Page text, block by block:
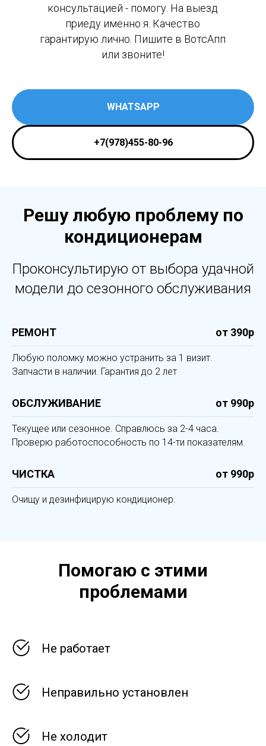
консультацией - помогу. На выезд
приеду именно я. Качество
гарантирую лично. Пишите в ВотсАпп
или звоните!
WHATSAPP
+7(978)455-80-96
Решу любую проблему по
кондиционерам
Проконсультирую от выбора удачной
модели до сезонного обслуживания
РЕМОНТ от 390р
Любую поломку можно устранить за 1 визит.
Запчасти в наличии. Гарантия до 2 лет
ОБСЛУЖИВАНИЕ от 990р
Текущее или сезонное. Справлюсь за 2-4 часа.
Проверю работоспособность по 14-ти показателям.
ЧИСТКА от 990р
Очищу и дезинфицирую кондиционер.
Помогаю с этими
проблемами
Не работает
Неправильно установлен
Не холодит